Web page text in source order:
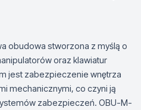
obudowa stworzona z myślą o
oraz klawiatur
jest zabezpieczenie wnętrza
mechanicznymi, co czyni ją
zabezpieczeń. OBU-M-